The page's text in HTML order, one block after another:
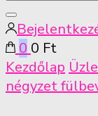
Keresés
bezárása
0 0 Ft
Kezdőlap
négyzet